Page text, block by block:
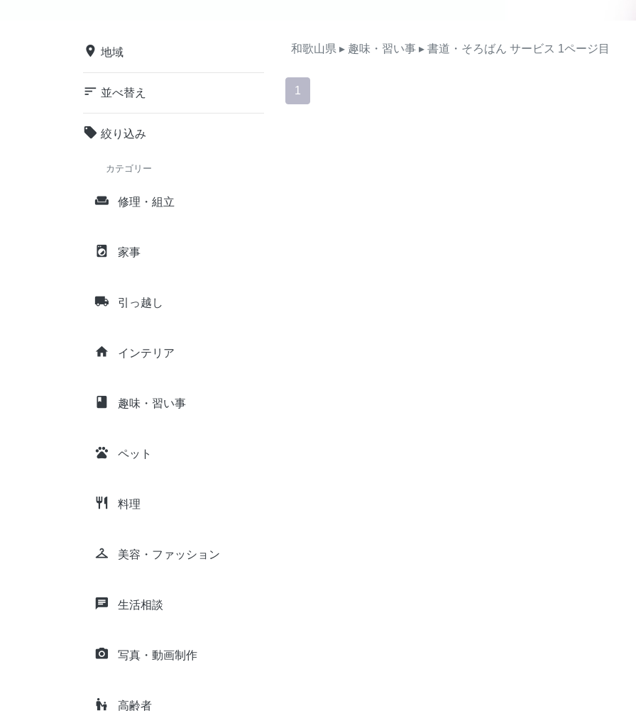
place 地域
sort 並べ替え
local_offer 絞り込み
カテゴリー
weekend 修理・組立
local_laundry_service 家事
local_shipping 引っ越し
home インテリア
class 趣味・習い事
pets ペット
restaurant 料理
checkroom 美容・ファッション
chat 生活相談
camera_alt 写真・動画制作
escalator_warning 高齢者
和歌山県 ▸ 趣味・習い事 ▸ 書道・そろばん サービス 1ページ目
1